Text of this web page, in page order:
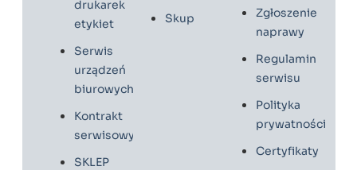
drukarek
etykiet
Serwis
urządzeń
biurowych
Kontrakt
serwisowy
SKLEP
Skup
Zgłoszenie
naprawy
Regulamin
serwisu
Polityka
prywatności
Certyfikaty